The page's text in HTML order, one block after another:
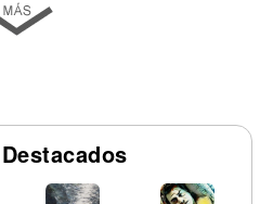
Destacados